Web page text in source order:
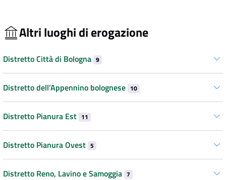
Altri luoghi di erogazione
Distretto Città di Bologna 9
Distretto dell’Appennino bolognese 10
Distretto Pianura Est 11
Distretto Pianura Ovest 5
Distretto Reno, Lavino e Samoggia 7